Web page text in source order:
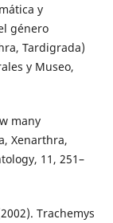
y
género
Tardigrada)
y Museo,
many
Xenarthra,
11, 251–
Trachemys